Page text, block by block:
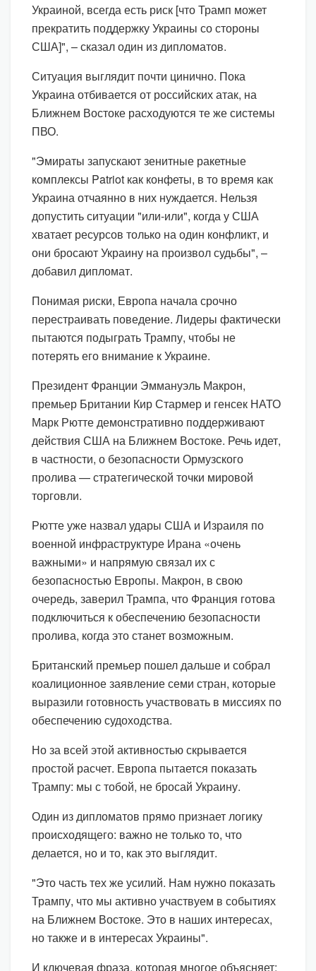
Украиной, всегда есть риск [что Трамп может
прекратить поддержку Украины со стороны
США]", – сказал один из дипломатов.
Ситуация выглядит почти цинично. Пока
Украина отбивается от российских атак, на
Ближнем Востоке расходуются те же системы
ПВО.
"Эмираты запускают зенитные ракетные
комплексы Patriot как конфеты, в то время как
Украина отчаянно в них нуждается. Нельзя
допустить ситуации "или-или", когда у США
хватает ресурсов только на один конфликт, и
они бросают Украину на произвол судьбы", –
добавил дипломат.
Понимая риски, Европа начала срочно
перестраивать поведение. Лидеры фактически
пытаются подыграть Трампу, чтобы не
потерять его внимание к Украине.
Президент Франции Эммануэль Макрон,
премьер Британии Кир Стармер и генсек НАТО
Марк Рютте демонстративно поддерживают
действия США на Ближнем Востоке. Речь идет,
в частности, о безопасности Ормузского
пролива — стратегической точки мировой
торговли.
Рютте уже назвал удары США и Израиля по
военной инфраструктуре Ирана «очень
важными» и напрямую связал их с
безопасностью Европы. Макрон, в свою
очередь, заверил Трампа, что Франция готова
подключиться к обеспечению безопасности
пролива, когда это станет возможным.
Британский премьер пошел дальше и собрал
коалиционное заявление семи стран, которые
выразили готовность участвовать в миссиях по
обеспечению судоходства.
Но за всей этой активностью скрывается
простой расчет. Европа пытается показать
Трампу: мы с тобой, не бросай Украину.
Один из дипломатов прямо признает логику
происходящего: важно не только то, что
делается, но и то, как это выглядит.
"Это часть тех же усилий. Нам нужно показать
Трампу, что мы активно участвуем в событиях
на Ближнем Востоке. Это в наших интересах,
но также и в интересах Украины".
И ключевая фраза, которая многое объясняет: